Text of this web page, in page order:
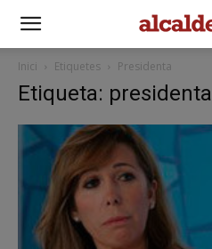
Inici Etiquetes Presidenta
Etiqueta: presidenta